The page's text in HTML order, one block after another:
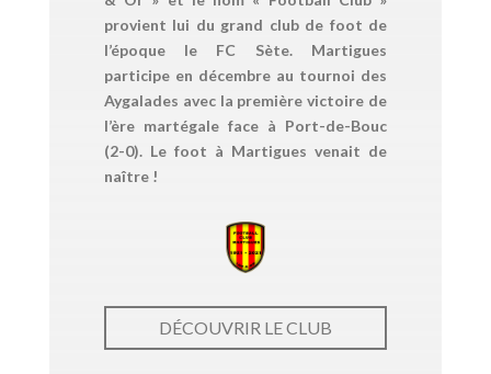
provient lui du grand club de foot de
l’époque le FC Sète. Martigues
participe en décembre au tournoi des
Aygalades avec la première victoire de
l’ère martégale face à Port-de-Bouc
(2-0). Le foot à Martigues venait de
naître !
DÉCOUVRIR LE CLUB